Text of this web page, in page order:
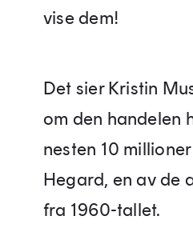
vise dem!
Det sier Kristin
om den handelen
nesten 10
Hegard, en av de
fra 1960-tallet.